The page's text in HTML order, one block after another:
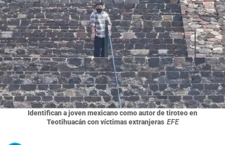
Identifican a joven mexicano como autor de tiroteo en
Teotihuacán con víctimas extranjeras EFE